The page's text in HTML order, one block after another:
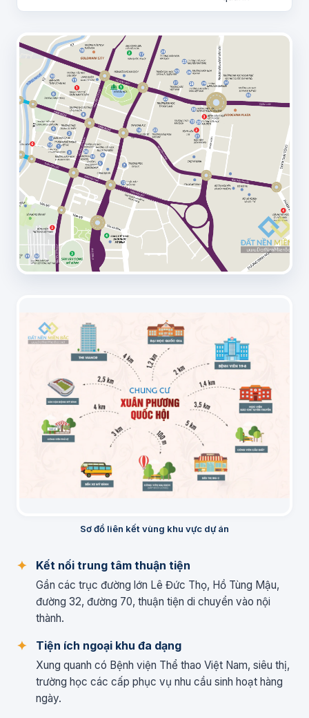
Sơ đồ liên kết vùng khu vực dự án
Kết nối trung tâm thuận tiện
Gần các trục đường lớn Lê Đức Thọ, Hồ Tùng Mậu,
đường 32, đường 70, thuận tiện di chuyển vào nội
thành.
Tiện ích ngoại khu đa dạng
Xung quanh có Bệnh viện Thể thao Việt Nam, siêu thị,
trường học các cấp phục vụ nhu cầu sinh hoạt hàng
ngày.